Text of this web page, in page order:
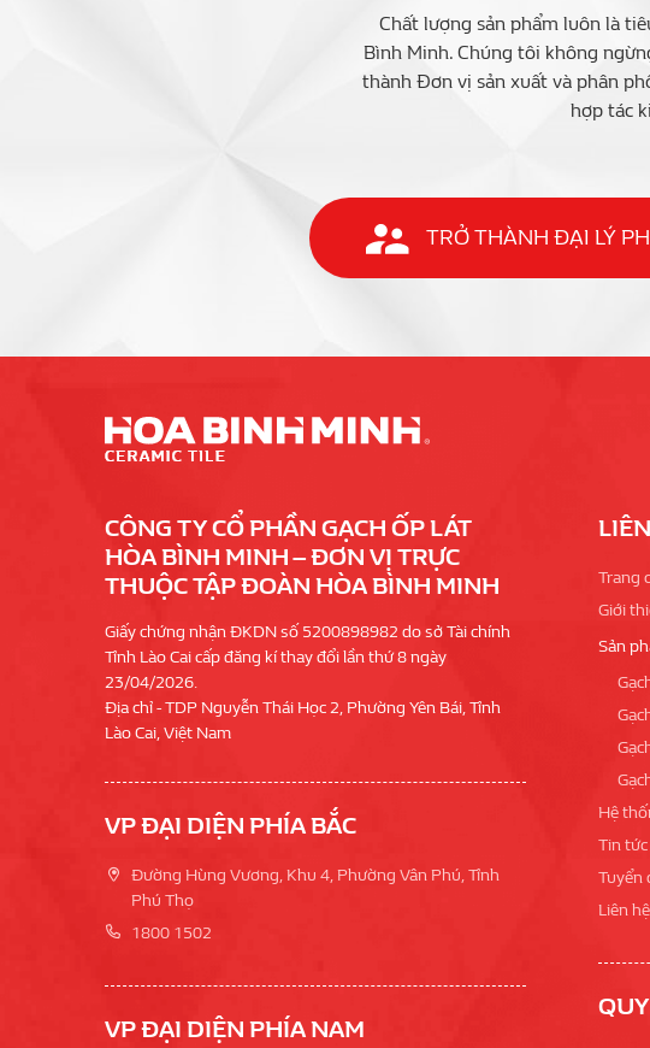
Chất lượng sản phẩm luôn là
Bình Minh. Chúng tôi không
thành Đơn vị sản xuất và phân
hợp tác
TRỞ THÀNH ĐẠI LÝ
CÔNG TY CỔ PHẦN GẠCH ỐP LÁT
HÒA BÌNH MINH – ĐƠN VỊ TRỰC
THUỘC TẬP ĐOÀN HÒA BÌNH MINH
Giấy chứng nhận ĐKDN số 5200898982 do sở Tài chính
Tỉnh Lào Cai cấp đăng kí thay đổi lần thứ 8 ngày
23/04/2026.
Địa chỉ - TDP Nguyễn Thái Học 2, Phường Yên Bái, Tỉnh
Lào Cai, Việt Nam
VP ĐẠI DIỆN PHÍA BẮC
Đường Hùng Vương, Khu 4, Phường Vân Phú, Tỉnh
Phú Thọ
1800 1502
VP ĐẠI DIỆN PHÍA NAM
Trang
Giới
Sản
Hệ
Tin tức
Tuyển
Liên hệ